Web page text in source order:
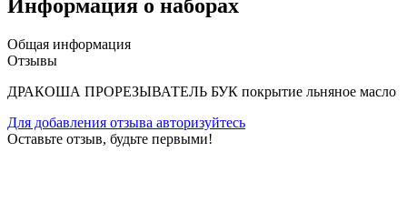
Информация о наборах
Общая информация
Отзывы
ДРАКОША ПРОРЕЗЫВАТЕЛЬ БУК покрытие льняное масло
Для добавления отзыва авторизуйтесь
Оставьте отзыв, будьте первыми!